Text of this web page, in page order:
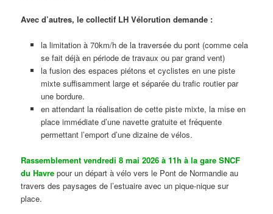
Avec d’autres, le collectif LH Vélorution demande :
la limitation à 70km/h de la traversée du pont (comme cela
se fait déjà en période de travaux ou par grand vent)
la fusion des espaces piétons et cyclistes en une piste
mixte suffisamment large et séparée du trafic routier par
une bordure.
en attendant la réalisation de cette piste mixte, la mise en
place immédiate d’une navette gratuite et fréquente
permettant l’emport d’une dizaine de vélos.
Rassemblement vendredi 8 mai 2026 à 11h à la gare SNCF
du Havre pour un départ à vélo vers le Pont de Normandie au
travers des paysages de l’estuaire avec un pique-nique sur
place.